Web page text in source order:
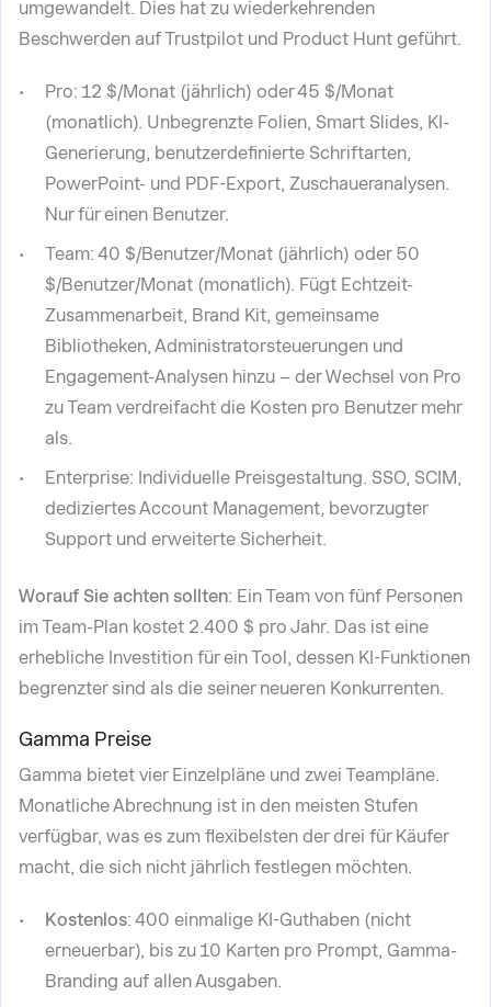
umgewandelt. Dies hat zu wiederkehrenden
Beschwerden auf Trustpilot und Product Hunt geführt.
Pro: 12 $/Monat (jährlich) oder 45 $/Monat
(monatlich). Unbegrenzte Folien, Smart Slides, KI-
Generierung, benutzerdefinierte Schriftarten,
PowerPoint- und PDF-Export, Zuschaueranalysen.
Nur für einen Benutzer.
Team: 40 $/Benutzer/Monat (jährlich) oder 50
$/Benutzer/Monat (monatlich). Fügt Echtzeit-
Zusammenarbeit, Brand Kit, gemeinsame
Bibliotheken, Administratorsteuerungen und
Engagement-Analysen hinzu – der Wechsel von Pro
zu Team verdreifacht die Kosten pro Benutzer mehr
als.
Enterprise: Individuelle Preisgestaltung. SSO, SCIM,
dediziertes Account Management, bevorzugter
Support und erweiterte Sicherheit.
Worauf Sie achten sollten: Ein Team von fünf Personen
im Team-Plan kostet 2.400 $ pro Jahr. Das ist eine
erhebliche Investition für ein Tool, dessen KI-Funktionen
begrenzter sind als die seiner neueren Konkurrenten.
Gamma Preise
Gamma bietet vier Einzelpläne und zwei Teampläne.
Monatliche Abrechnung ist in den meisten Stufen
verfügbar, was es zum flexibelsten der drei für Käufer
macht, die sich nicht jährlich festlegen möchten.
Kostenlos: 400 einmalige KI-Guthaben (nicht
erneuerbar), bis zu 10 Karten pro Prompt, Gamma-
Branding auf allen Ausgaben.